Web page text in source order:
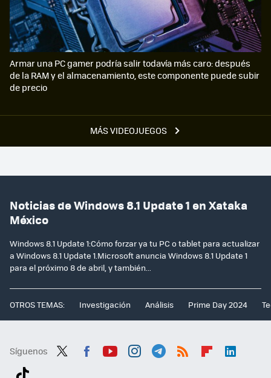
MÁS VIDEOJUEGOS
Armar una PC gamer podría salir todavía más caro: después
de la RAM y el almacenamiento, este componente puede subir
de precio
Noticias de Windows 8.1 Update 1 en Xataka
México
Windows 8.1 Update 1:Cómo forzar ya tu PC o tablet para actualizar
a Windows 8.1 Update 1.Microsoft anuncia Windows 8.1 Update 1
para el próximo 8 de abril, y también...
OTROS TEMAS: Investigación Análisis Prime Day 2024
Síguenos